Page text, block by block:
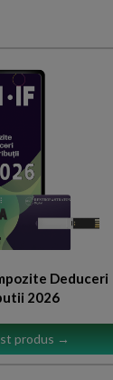
Deduceri
2026
produs →